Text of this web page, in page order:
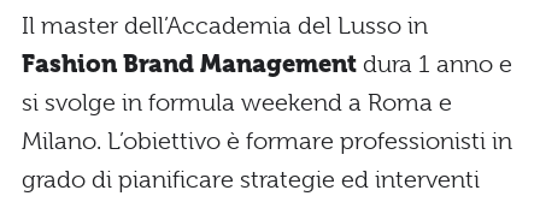
Il master dell’Accademia del Lusso in
Fashion Brand Management dura 1 anno e
si svolge in formula weekend a Roma e
Milano. L’obiettivo è formare professionisti in
grado di pianificare strategie ed interventi